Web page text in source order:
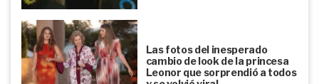
Las fotos del inesperado
cambio de look de la princesa
Leonor que sorprendió a todos